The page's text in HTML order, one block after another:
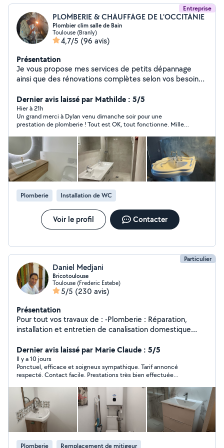
Entreprise
PLOMBERIE & CHAUFFAGE DE L'OCCITANIE
Plombier clim salle de Bain
Toulouse (Branly)
4,7/5 (96 avis)
Présentation
Je vous propose mes services de petits dépannage
ainsi que des rénovations complètes selon vos besoins,
durant des années ma permis d'acquérir beaucoup
d'expérience et comprendre se que les gens attendent
de mes services. ma disponibilité, ma rigueur, mon
professionnalisme sont à votre service. Je maitrise tous
corps d'état dans le second œuvre Mes domaines de
prédilection sont : Plomberie Climatisation Chauffage
Salle de bain Carrelage Je suis également RGE pour les
aides énergétiques Qualigaz. Qualipac
Dernier avis laissé par Mathilde : 5/5
Hier à 21h
Un grand merci à Dylan venu dimanche soir pour une
prestation de plomberie ! Tout est OK, tout fonctionne. Mille
professionnalisme !
Plomberie Installation de WC
Voir le profil Contacter
Particulier
Daniel Medjani
Bricotoulouse
Toulouse (Frederic Estebe)
5/5 (230 avis)
Présentation
Pour tout vos travaux de : -Plomberie : Réparation,
installation et entretien de canalisation domestique
dépannage des réseaux et équipements électriques
domestiques, pose chauffage, rénovation électrique. -
Menuiserie : Changer des serrures, changer des
crémones, changer des ensemble de béquille, changer
des barillet de porte(canon/cylindre), montage et
démontage de différents types de meubles (armoire,
meuble de cuisine, dressings...), aménagement de
cuisine.... -Petits travaux de maçonnerie. -Manutention. -
Installation d'antenne TV et satellite. -Solution de
connexion internet domestique. -Changer, installer et
Dernier avis laissé par Marie Claude : 5/5
Il y a 10 jours
Ponctuel, efficace et soigneux sympathique. Tarif annoncé
respecté. Contact facile. Prestations très bien effectuée
réussi robinet arrivée d'eau dans appartement et fixation
détecteur incendie. Je recommande vraiment.
Plomberie Remplacement de mitigeur